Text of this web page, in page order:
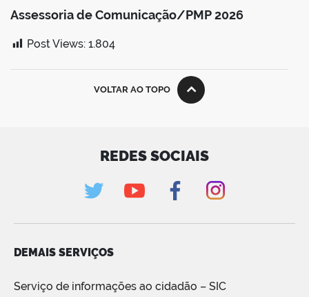
Assessoria de Comunicação/PMP 2026
Post Views: 1.804
VOLTAR AO TOPO
REDES SOCIAIS
DEMAIS SERVIÇOS
Serviço de informações ao cidadão – SIC